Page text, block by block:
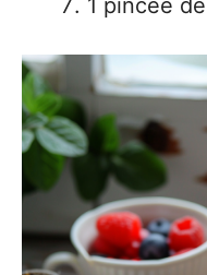
1 pincée